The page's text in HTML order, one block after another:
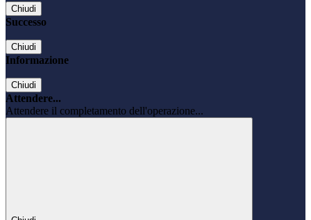
Chiudi
Successo
Chiudi
Informazione
Chiudi
Attendere...
Attendere il completamento dell'operazione...